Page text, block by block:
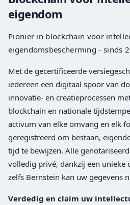
eigendom
Pionier in blockchain voor
eigendomsbescherming - sinds
Met de gecertificeerde
iedereen een digitaal spoor van
innovatie- en creatieprocessen
blockchain en nationale
activum van elke omvang en elk
geregistreerd om bestaan,
tijd te bewijzen. Alle
volledig privé, dankzij een unieke
zelfs Bernstein kan uw gegevens
Verdedig en claim uw